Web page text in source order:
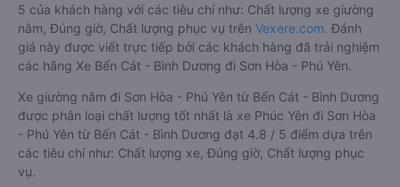
5 của khách hàng với các tiêu chí như: Chất lượng xe giường
nằm, Đúng giờ, Chất lượng phục vụ trên Vexere.com. Đánh
giá này được viết trực tiếp bởi các khách hàng đã trải nghiệm
các hãng Xe Bến Cát - Bình Dương đi Sơn Hòa - Phú Yên.
Xe giường nằm đi Sơn Hòa - Phú Yên từ Bến Cát - Bình Dương
được phân loại chất lượng tốt nhất là xe Phúc Yên đi Sơn Hòa
- Phú Yên từ Bến Cát - Bình Dương đạt 4.8 / 5 điểm dựa trên
các tiêu chí như: Chất lượng xe, Đúng giờ, Chất lượng phục
vụ.